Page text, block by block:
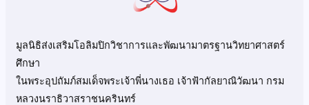
มูลนิธิส่งเสริมโอลิมปิกวิชาการและพัฒนามาตรฐานวิทยาศาสตร์
ศึกษา
ในพระอุปถัมภ์สมเด็จพระเจ้าพี่นางเธอ เจ้าฟ้ากัลยาณิวัฒนา กรม
หลวงนราธิวาสราชนครินทร์